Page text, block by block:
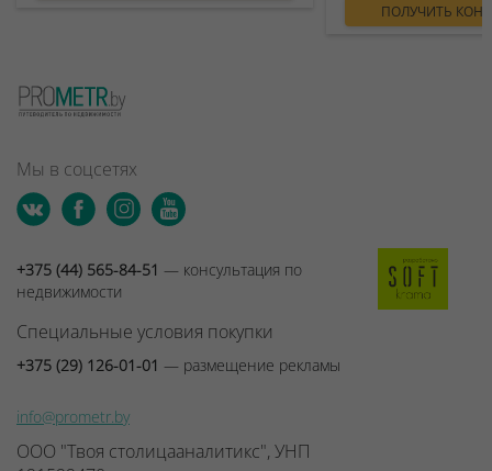
ПОЛУЧИТЬ
Мы в соцсетях
+375 (44) 565-84-51 — консультация по
недвижимости
Специальные условия покупки
+375 (29) 126-01-01 — размещение рекламы
info@prometr.by
ООО "Твоя столицааналитикс", УНП